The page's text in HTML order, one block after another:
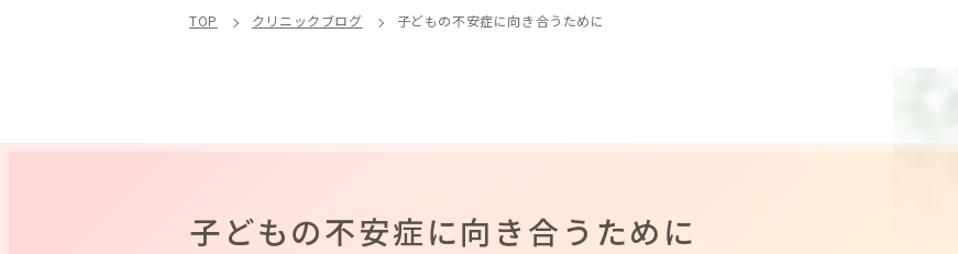
TOP クリニックブログ 子どもの不安症に向き合うために
子どもの不安症に向き合うために